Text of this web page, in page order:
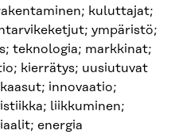
kuluttajat;
ympäristö;
teknologia; markkinat;
kierrätys; uusiutuvat
innovaatio;
liikkuminen;
energia